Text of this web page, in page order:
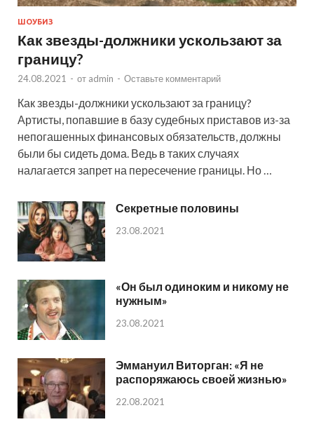
ШОУБИЗ
Как звезды-должники ускользают за
границу?
24.08.2021 - от admin - Оставьте комментарий
Как звезды-должники ускользают за границу?
Артисты, попавшие в базу судебных приставов из-за
непогашенных финансовых обязательств, должны
были бы сидеть дома. Ведь в таких случаях
налагается запрет на пересечение границы. Но …
Секретные половины
23.08.2021
«Он был одиноким и никому не
нужным»
23.08.2021
Эммануил Виторган: «Я не
распоряжаюсь своей жизнью»
22.08.2021